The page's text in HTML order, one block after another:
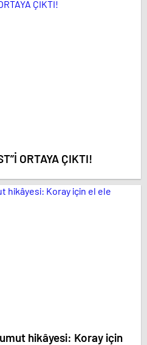
ORTAYA ÇIKTI!
hikâyesi: Koray için